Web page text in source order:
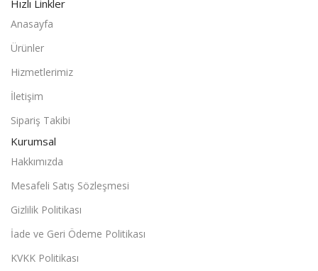
Hızlı Linkler
Anasayfa
Ürünler
Hizmetlerimiz
İletişim
Sipariş Takibi
Kurumsal
Hakkımızda
Mesafeli Satış Sözleşmesi
Gizlilik Politikası
İade ve Geri Ödeme Politikası
KVKK Politikası